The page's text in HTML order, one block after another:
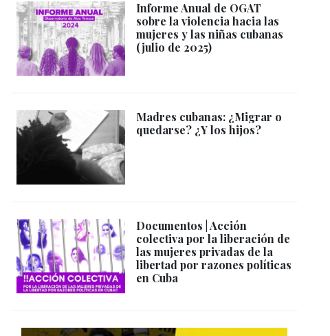
Informe Anual de OGAT
sobre la violencia hacia las
mujeres y las niñas cubanas
(julio de 2025)
Madres cubanas: ¿Migrar o
quedarse? ¿Y los hijos?
Documentos | Acción
colectiva por la liberación de
las mujeres privadas de la
libertad por razones políticas
en Cuba